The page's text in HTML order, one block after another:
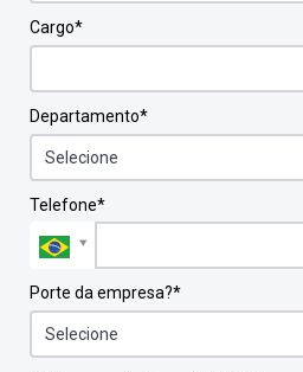
Cargo*
Departamento*
Telefone*
Porte da empresa?*